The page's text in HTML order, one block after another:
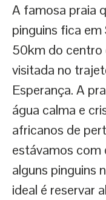
A famosa praia
pinguins fica em
50km do centro
visitada no
Esperança. A
água calma e
africanos de
estávamos com
alguns pinguins
ideal é reservar